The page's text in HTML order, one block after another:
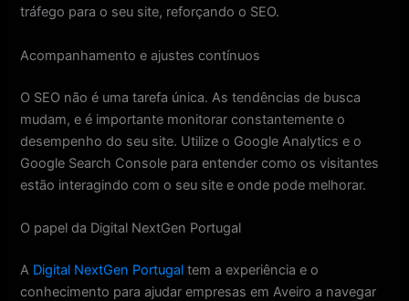
tráfego para o seu site, reforçando o SEO.
Acompanhamento e ajustes contínuos
O SEO não é uma tarefa única. As tendências de busca
mudam, e é importante monitorar constantemente o
desempenho do seu site. Utilize o Google Analytics e o
Google Search Console para entender como os visitantes
estão interagindo com o seu site e onde pode melhorar.
O papel da Digital NextGen Portugal
A Digital NextGen Portugal tem a experiência e o
conhecimento para ajudar empresas em Aveiro a navegar